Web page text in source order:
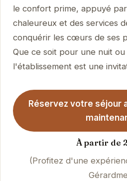
le confort prime, appuyé
chaleureux et des services
conquérir les cœurs de ses
Que ce soit pour une nuit
l'établissement est une
Réservez votre séjour
À partir de
(Profitez d'une